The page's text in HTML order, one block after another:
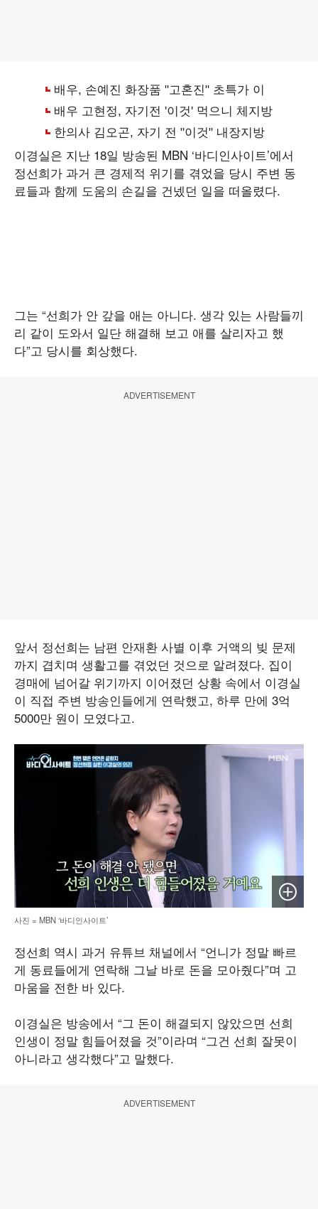
이경실은 지난 18일 방송된 MBN ‘바디인사이트’에서
정선희가 과거 큰 경제적 위기를 겪었을 당시 주변 동
료들과 함께 도움의 손길을 건넸던 일을 떠올렸다.
그는 “선희가 안 갚을 애는 아니다. 생각 있는 사람들끼
리 같이 도와서 일단 해결해 보고 애를 살리자고 했
다”고 당시를 회상했다.
ADVERTISEMENT
앞서 정선희는 남편 안재환 사별 이후 거액의 빚 문제
까지 겹치며 생활고를 겪었던 것으로 알려졌다. 집이
경매에 넘어갈 위기까지 이어졌던 상황 속에서 이경실
이 직접 주변 방송인들에게 연락했고, 하루 만에 3억
5000만 원이 모였다고.
이미지
사진 = MBN ‘바디인사이트’
정선희 역시 과거 유튜브 채널에서 “언니가 정말 빠르
게 동료들에게 연락해 그날 바로 돈을 모아줬다”며 고
마움을 전한 바 있다.
이경실은 방송에서 “그 돈이 해결되지 않았으면 선희
인생이 정말 힘들어졌을 것”이라며 “그건 선희 잘못이
아니라고 생각했다”고 말했다.
ADVERTISEMENT